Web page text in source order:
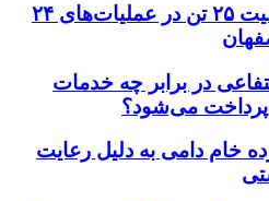
فوت ۴ نفر و مصدومیت ۲۵ تن در عملیات‌های ۲۴
در برابر چه خدمات
می‌شود؟
فرآورده خام دامی به دلیل رعایت